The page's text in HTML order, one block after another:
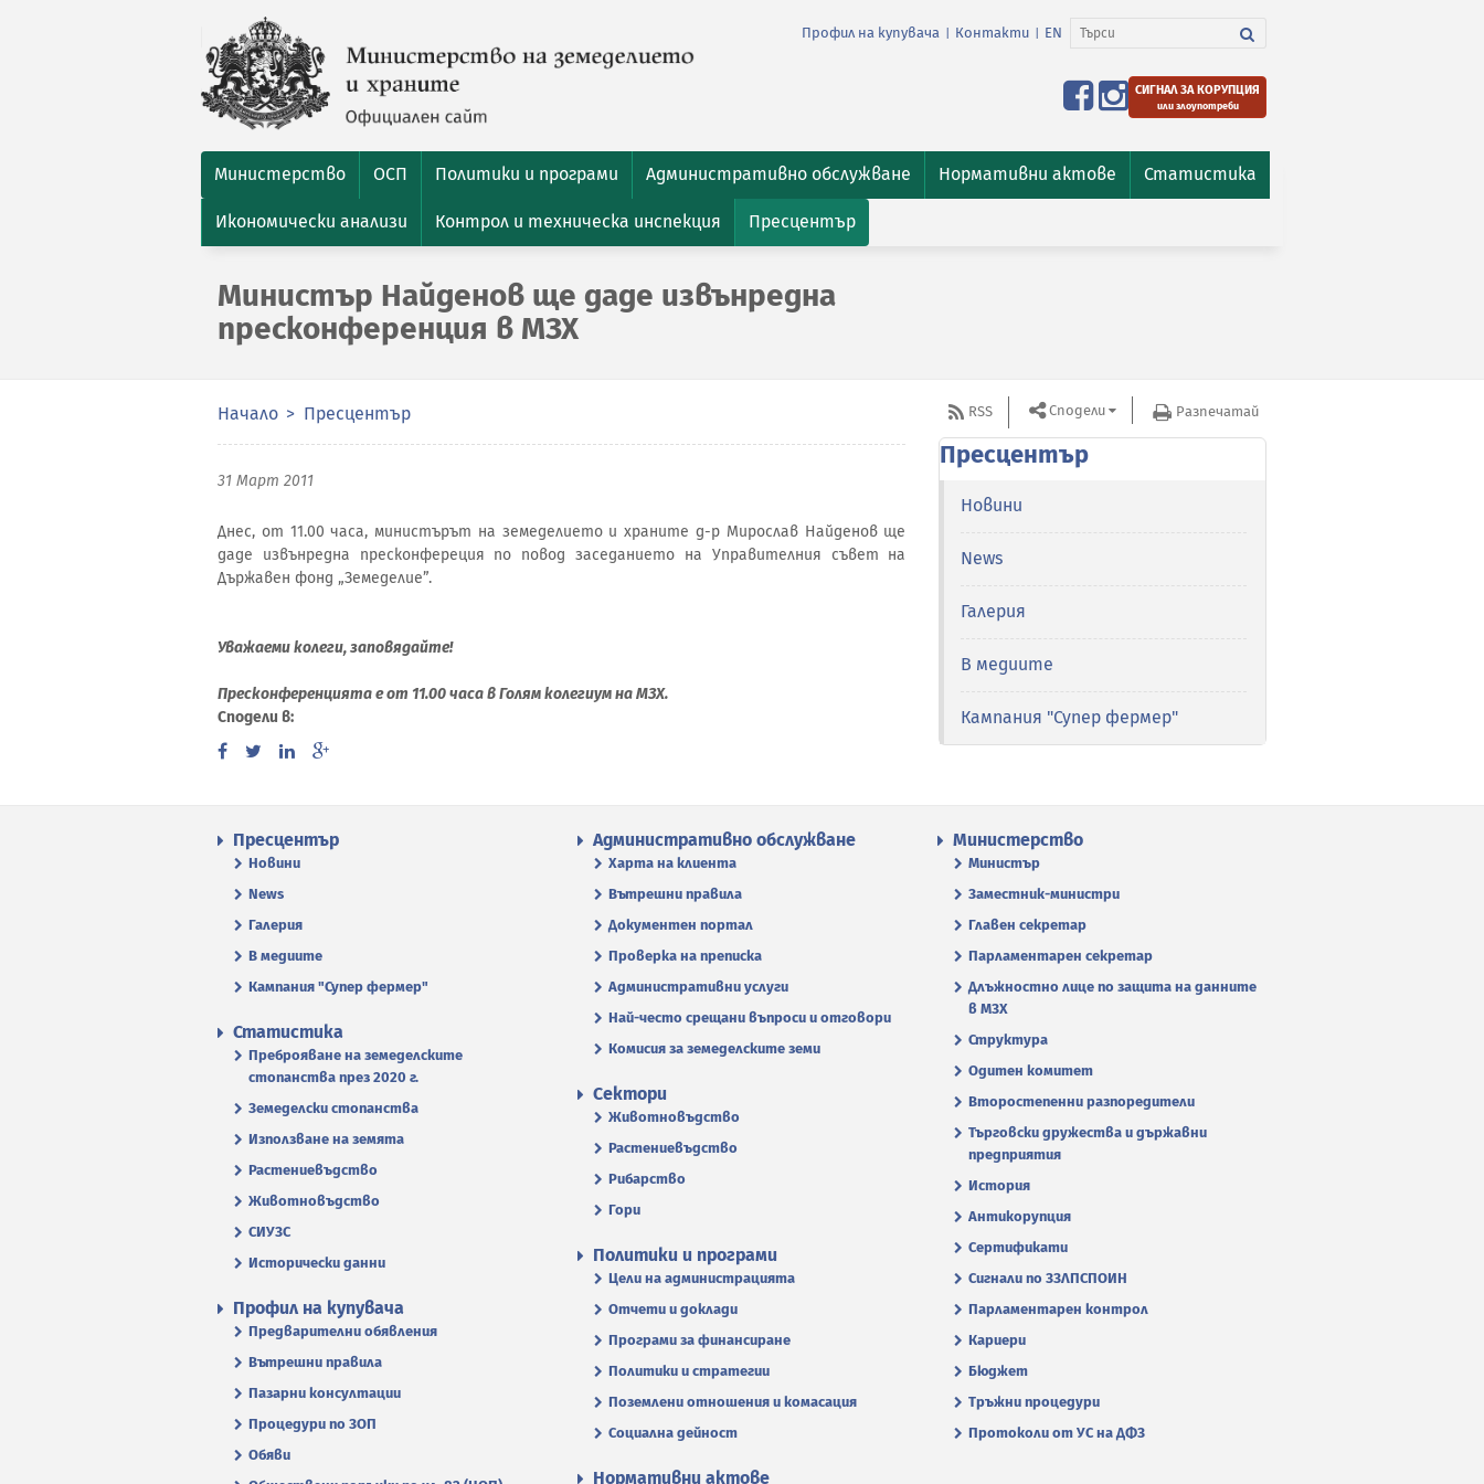
Профил на купувача Контакти EN
СИГНАЛ ЗА КОРУПЦИЯ
или злоупотреби
Министерство ОСП Политики и програми Административно обслужване Нормативни актове Статистика
Икономически анализи Контрол и техническа инспекция Пресцентър
Министър Найденов ще даде извънредна
пресконференция в МЗХ
Начало Пресцентър
31 Март 2011
Днес, от 11.00 часа, министърът на земеделието и храните д-р Мирослав Найденов ще
даде извънредна пресконфереция по повод заседанието на Управителния съвет на
Държавен фонд „Земеделие”.
Уважаеми колеги, заповядайте!
Пресконференцията е от 11.00 часа в Голям колегиум на МЗХ.
Сподели в:
RSS Сподели Разпечатай
Пресцентър
Новини
News
Галерия
В медиите
Кампания "Супер фермер"
Пресцентър
Новини
News
Галерия
В медиите
Кампания "Супер фермер"
Административно обслужване
Харта на клиента
Вътрешни правила
Документен портал
Проверка на преписка
Административни услуги
Най-често срещани въпроси и отговори
Комисия за земеделските земи
Министерство
Министър
Заместник-министри
Главен секретар
Парламентарен секретар
Длъжностно лице по защита на данните
в МЗХ
Структура
Одитен комитет
Второстепенни разпоредители
Търговски дружества и държавни
предприятия
История
Антикорупция
Сертификати
Сигнали по ЗЗЛПСПОИН
Парламентарен контрол
Кариери
Бюджет
Тръжни процедури
Протоколи от УС на ДФЗ
Статистика
Преброяване на земеделските
стопанства през 2020 г.
Земеделски стопанства
Използване на земята
Растениевъдство
Животновъдство
СИУЗС
Исторически данни
Сектори
Животновъдство
Растениевъдство
Рибарство
Гори
Политики и програми
Цели на администрацията
Отчети и доклади
Програми за финансиране
Политики и стратегии
Поземлени отношения и комасация
Социална дейност
Профил на купувача
Предварителни обявления
Вътрешни правила
Пазарни консултации
Процедури по ЗОП
Обяви
Нормативни актове